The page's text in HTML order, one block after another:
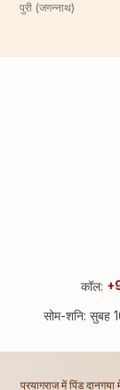
पुरी (जगन्नाथ)
कॉल:
सोम-शनि: सुबह
प्रयागराज में पिंड दानगया